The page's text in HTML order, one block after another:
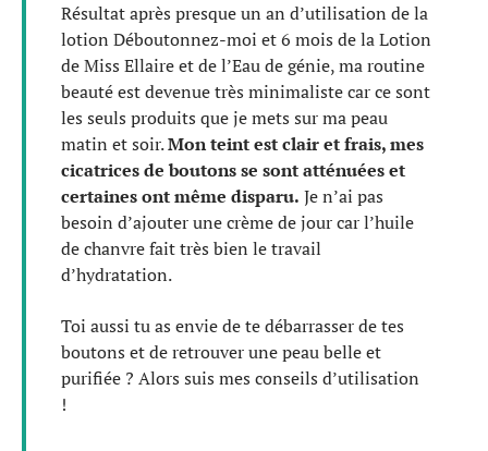
Résultat après presque un an d’utilisation de la
lotion Déboutonnez-moi et 6 mois de la Lotion
de Miss Ellaire et de l’Eau de génie, ma routine
beauté est devenue très minimaliste car ce sont
les seuls produits que je mets sur ma peau
matin et soir.Mon teint est clair et frais, mes
cicatrices de boutons se sont atténuées et
certaines ont même disparu. Je n’ai pas
besoin d’ajouter une crème de jour car l’huile
de chanvre fait très bien le travail
d’hydratation.
Toi aussi tu as envie de te débarrasser de tes
boutons et de retrouver une peau belle et
purifiée ? Alors suis mes conseils d’utilisation
!